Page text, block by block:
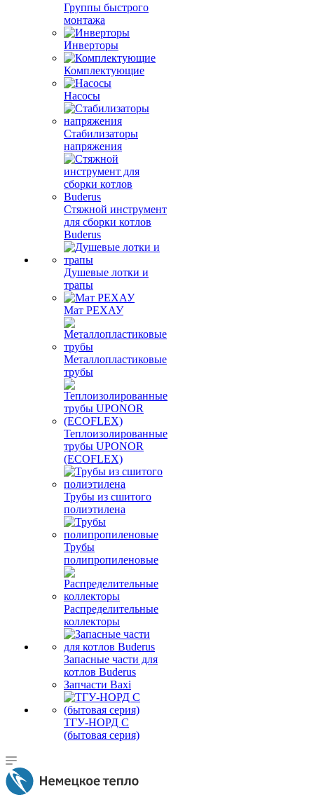
Группы быстрого
монтажа
Инверторы
Комплектующие
Насосы
Стабилизаторы
напряжения
Стяжной инструмент
для сборки котлов
Buderus
Душевые лотки и
трапы
Мат РЕХАУ
Металлопластиковые
трубы
Теплоизолированные
трубы UPONOR
(ECOFLEX)
Трубы из сшитого
полиэтилена
Трубы
полипропиленовые
Распределительные
коллекторы
Запасные части для
котлов Buderus
Запчасти Baxi
ТГУ-НОРД С
(бытовая серия)